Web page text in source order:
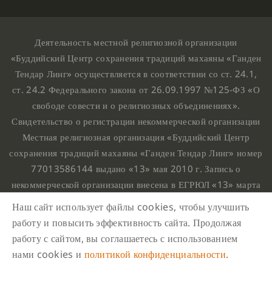
Деятельность местной религиозной организации
«Буддийский Центр сохранения традиций махаяны «Ганден
Тендар Линг» осуществляется в соответствии со ст. 24.1,
ст. 24.2 Федерального закона от 26.09.1997 №125-ФЗ «О
свободе совести и о религиозных объединениях».
Свидетельство о регистрации некоммерческой организации
Местная религиозная организация «Буддийский Центр
сохранения традиций махаяны «Ганден Тендар Линг» номер
77013586144 выдано «13» мая 2010 г. Запись о
некоммерческой организации внесена в ЕГРЮЛ «13» марта
номером 1107799015708.
Ганден Тендар Линг © 2020 Все права защищены
Наш адрес : г. Москва, Нахимовский проспект, 32. Этаж
10, каб.1023,
Наш сайт использует файлы cookies, чтобы улучшить
работу и повысить эффективность сайта. Продолжая
работу с сайтом, вы соглашаетесь с использованием
нами cookies и политикой конфиденциальности.